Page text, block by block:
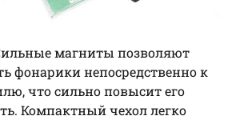
магниты позволяют
фонарики непосредственно к
что сильно повысит его
Компактный чехол легко